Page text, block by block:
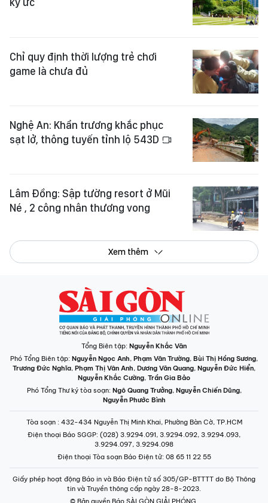
Chỉ quy định thời lượng trẻ chơi
game là chưa đủ
Nghệ An: Khẩn trương khắc phục
sạt lở, thông tuyến tỉnh lộ 543D
Lâm Đồng: Sập tường resort ở Mũi
Né , 2 công nhân thương vong
Xem thêm
Tổng Biên tập: Nguyễn Khắc Văn
Phó Tổng Biên tập: Nguyễn Ngọc Anh, Phạm Văn Trường, Bùi Thị Hồng Sương,
Trương Đức Nghĩa, Phạm Thị Vân Anh, Dương Văn Quang, Nguyễn Đức Hiển,
Nguyễn Khắc Cường, Trần Gia Bảo
Phó Tổng Thư ký tòa soạn: Ngô Quang Trưởng, Nguyễn Chiến Dũng,
Nguyễn Phước Bình
Tòa soạn : 432-434 Nguyễn Thị Minh Khai, Phường Bàn Cờ, TP.HCM
Điện thoại Báo SGGP: (028) 3.9294.091, 3.9294.092, 3.9294.093,
3.9294.097, 3.9294.098
Điện thoại Tòa soạn Báo Điện tử: 08 65 11 22 55
Giấy phép hoạt động Báo in và Báo Điện tử số 305/GP-BTTTT do Bộ Thông
tin và Truyền thông cấp ngày 28-8-2023.
© Bản quyền Báo SÀI GÒN GIẢI PHÓNG.